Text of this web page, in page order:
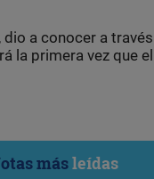
, dio a conocer a
la primera vez que el
másleídas